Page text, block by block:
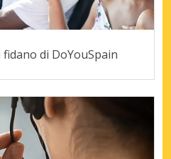
di DoYouSpain